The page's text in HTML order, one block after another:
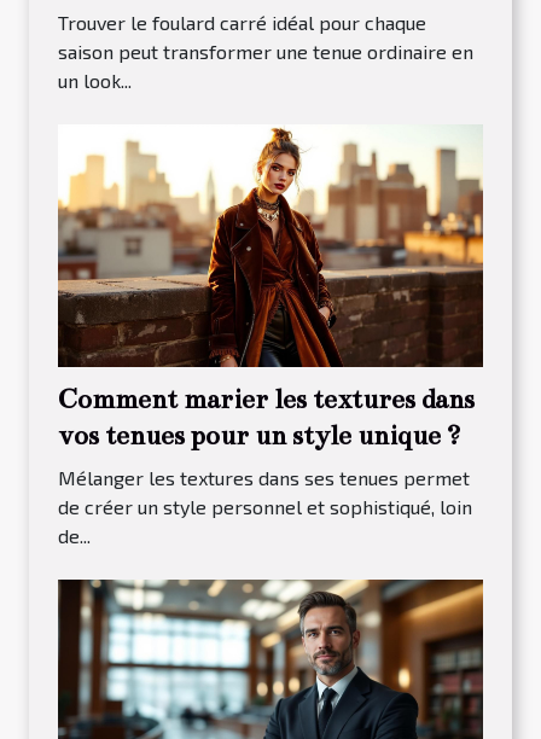
Trouver le foulard carré idéal pour chaque
saison peut transformer une tenue ordinaire en
un look...
Comment marier les textures dans
vos tenues pour un style unique ?
Mélanger les textures dans ses tenues permet
de créer un style personnel et sophistiqué, loin
de...